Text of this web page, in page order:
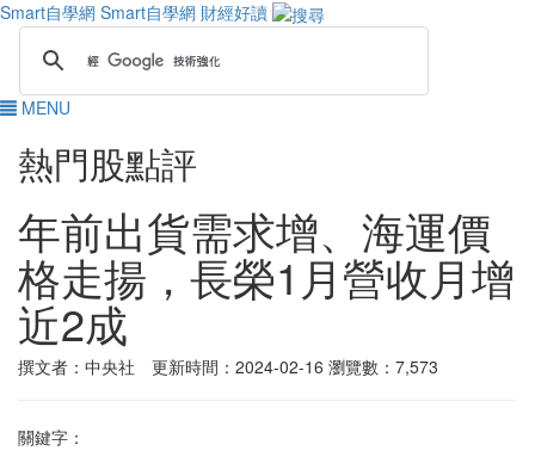
Smart自學網 Smart自學網 財經好讀
MENU
熱門股點評
年前出貨需求增、海運價
格走揚，長榮1月營收月增
近2成
撰文者：中央社 更新時間：2024-02-16 瀏覽數：7,573
關鍵字：